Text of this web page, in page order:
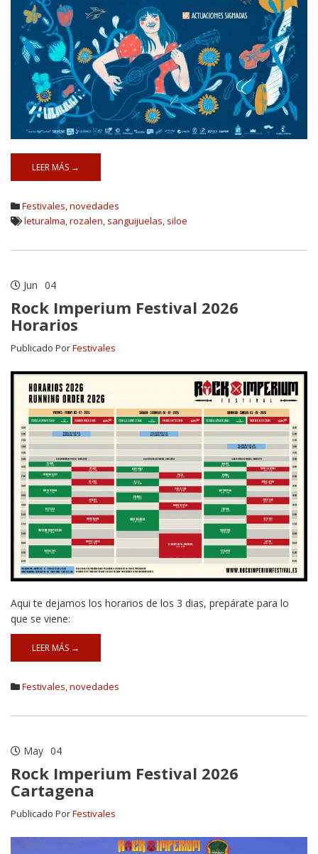
LEER MÁS →
Festivales,novedades
leturalma,rozalen, sanguijuelas, siloe
Jun 04
Rock Imperium Festival 2026
Horarios
Publicado PorFestivales
Aqui te dejamos los horarios de los 3 dias, prepárate para lo
que se viene:
LEER MÁS →
Festivales,novedades
May 04
Rock Imperium Festival 2026
Cartagena
Publicado PorFestivales